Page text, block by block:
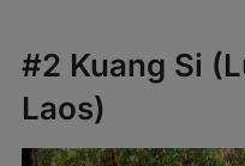
#2 Kuang Si
Laos)